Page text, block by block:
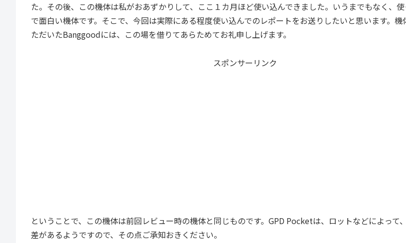
た。その後、この機体は私がおあずかりして、ここ１カ月ほど使い込んできました。いうまでもなく、
で面白い機体です。そこで、今回は実際にある程度使い込んでのレポートをお送りしたいと思います。機
ただいたBanggoodには、この場を借りてあらためてお礼申し上げます。
スポンサーリンク
ということで、この機体は前回レビュー時の機体と同じものです。GPD Pocketは、ロットなどによって
差があるようですので、その点ご承知おきください。